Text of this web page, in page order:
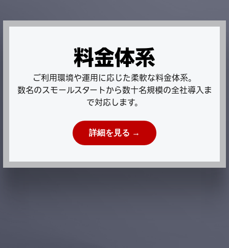
料金体系
ご利用環境や運用に応じた柔軟な料金体系。
数名のスモールスタートから数十名規模の全社導入ま
で対応します。
詳細を見る →